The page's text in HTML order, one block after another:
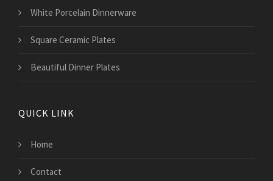
White Porcelain Dinnerware
Square Ceramic Plates
Beautiful Dinner Plates
QUICK LINK
Home
Contact